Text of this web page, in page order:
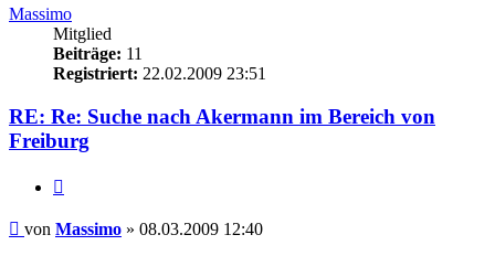
Massimo
Mitglied
Beiträge: 11
Registriert: 22.02.2009 23:51
RE: Re: Suche nach Akermann im Bereich von
Freiburg
Beitrag
von Massimo » 08.03.2009 12:40